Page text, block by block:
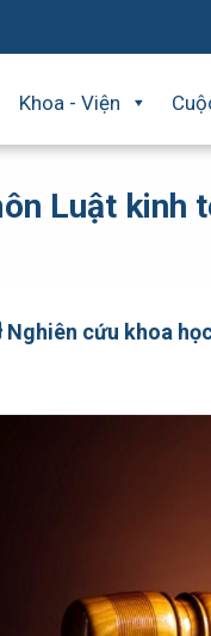
Khoa - Viện
Luật kinh
Nghiên cứu khoa